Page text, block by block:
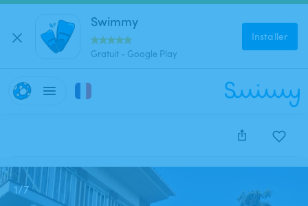
Swimmy
Gratuit - Google Play
Installer
Cette annonce est close et ne peut être réservée.
1/7